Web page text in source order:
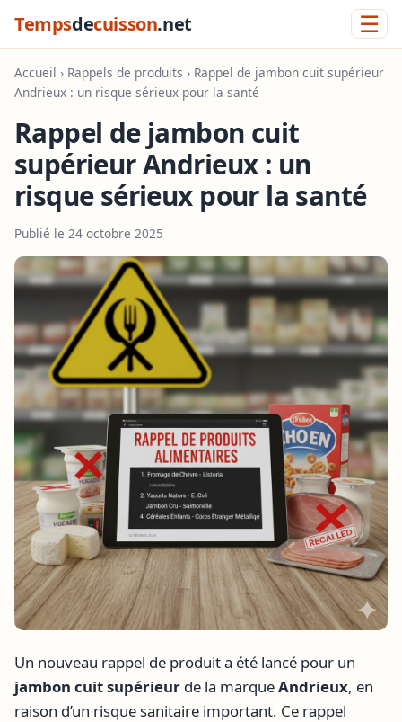
Tempsdecuisson.net ☰
Accueil › Rappels de produits › Rappel de jambon cuit supérieur
Andrieux : un risque sérieux pour la santé
Rappel de jambon cuit
supérieur Andrieux : un
risque sérieux pour la santé
Publié le 24 octobre 2025
Un nouveau rappel de produit a été lancé pour un
jambon cuit supérieur de la marqueAndrieux, en
raison d’un risque sanitaire important. Ce rappel